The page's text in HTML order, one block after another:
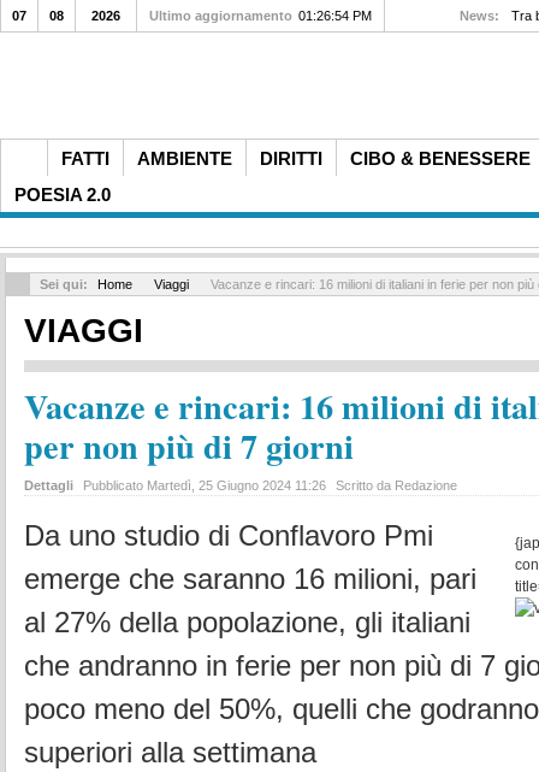
FATTI AMBIENTE DIRITTI
CIBO & BENESSERE
POESIA 2.0
07 08 2026 Ultimo aggiornamento 01:26:54 PM News: Tra
Sei qui: Home Viaggi Vacanze e rincari: 16 milioni di italiani in ferie per non più
VIAGGI
Vacanze e rincari: 16 milioni di
per non più di 7 giorni
Dettagli Pubblicato Martedì, 25 Giugno 2024 11:26 Scritto da Redazione
Da uno studio di Conflavoro Pmi
emerge che saranno 16 milioni, pari
al 27% della popolazione, gli italiani
che andranno in ferie per non più di 7
poco meno del 50%, quelli che
superiori alla settimana